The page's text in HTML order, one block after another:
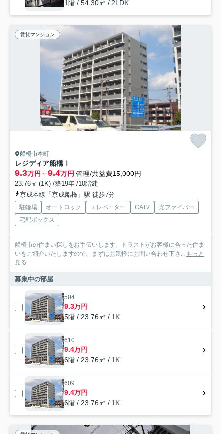
1階 / 54.30㎡ / 2LDK
賃貸マンション
船橋市本町
レジディア船橋Ⅰ
9.3万円～9.4万円 管理/共益費15,000円
23.76㎡ (1K) /築19年 /10階建
京成本線「京成船橋」駅 徒歩7分
駐輪場 オートロック エレベーター CATV
光ファイバー
宅配ボックス
船橋市の住まい探しをお手伝いします。トラストがお客様に合った住ま
いをご紹介いたしますので、まずはお気軽にお問い合わせ下さ... もっと
見る
募集中の部屋
504
9.3万円
5階 / 23.76㎡ / 1K
610
9.4万円
6階 / 23.76㎡ / 1K
609
9.4万円
6階 / 23.76㎡ / 1K